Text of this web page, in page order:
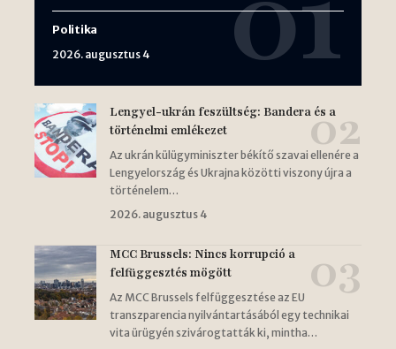
Politika
2026. augusztus 4
Lengyel-ukrán feszültség: Bandera és a
történelmi emlékezet
Az ukrán külügyminiszter békítő szavai ellenére a
Lengyelország és Ukrajna közötti viszony újra a
történelem…
2026. augusztus 4
MCC Brussels: Nincs korrupció a
felfüggesztés mögött
Az MCC Brussels felfüggesztése az EU
transzparencia nyilvántartásából egy technikai
vita ürügyén szivárogtatták ki, mintha…